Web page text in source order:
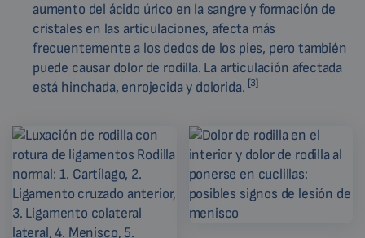
aumento del ácido úrico en la sangre y formación de
cristales en las articulaciones, afecta más
frecuentemente a los dedos de los pies, pero también
puede causar dolor de rodilla. La articulación afectada
está hinchada, enrojecida y dolorida. [3]